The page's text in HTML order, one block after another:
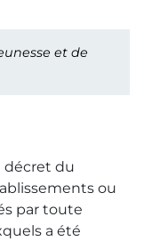
et de
décret du
ou
par toute
a été